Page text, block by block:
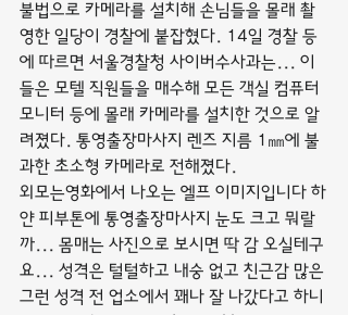
불법으로 카메라를 설치해 손님들을 몰래 촬
영한 일당이 경찰에 붙잡혔다. 14일 경찰 등
에 따르면 서울경찰청 사이버수사과는... 이
들은 모텔 직원들을 매수해 모든 객실 컴퓨터
모니터 등에 몰래 카메라를 설치한 것으로 알
려졌다. 통영출장마사지 렌즈 지름 1㎜에 불
과한 초소형 카메라로 전해졌다.
외모는영화에서 나오는 엘프 이미지입니다 하
얀 피부톤에 통영출장마사지 눈도 크고 뭐랄
까... 몸매는 사진으로 보시면 딱 감 오실테구
요... 성격은 털털하고 내숭 없고 친근감 많은
그런 성격 전 업소에서 꽤나 잘 나갔다고 하니